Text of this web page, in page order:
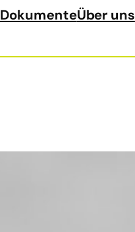
DokumenteÜber uns